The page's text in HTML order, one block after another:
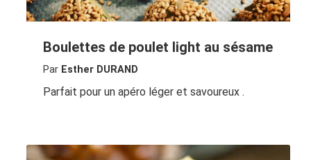
Boulettes de poulet light au sésame
Par Esther DURAND
Parfait pour un apéro léger et savoureux .